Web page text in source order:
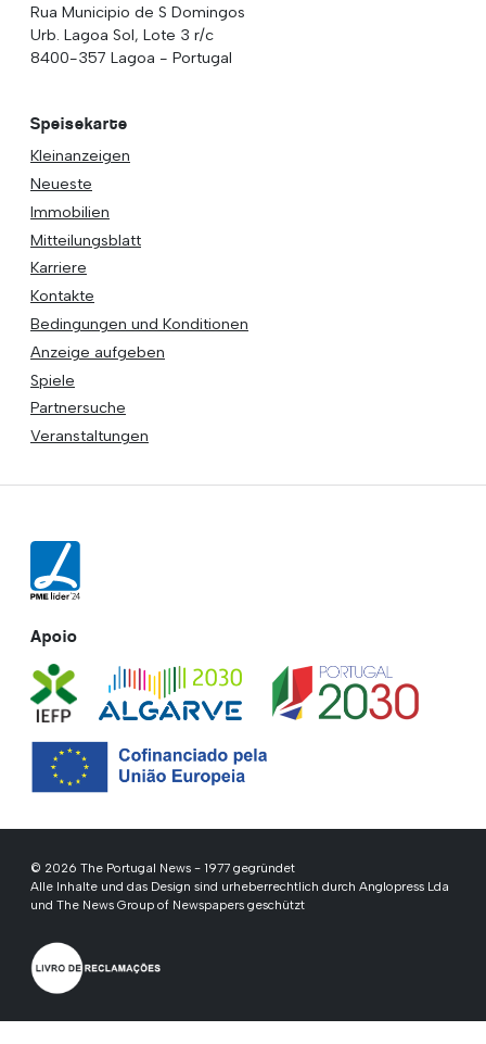
Rua Municipio de S Domingos
Urb. Lagoa Sol, Lote 3 r/c
8400-357 Lagoa - Portugal
Speisekarte
Kleinanzeigen
Neueste
Immobilien
Mitteilungsblatt
Karriere
Kontakte
Bedingungen und Konditionen
Anzeige aufgeben
Spiele
Partnersuche
Veranstaltungen
Apoio
© 2026 The Portugal News - 1977 gegründet
Alle Inhalte und das Design sind urheberrechtlich durch Anglopress Lda
und The News Group of Newspapers geschützt